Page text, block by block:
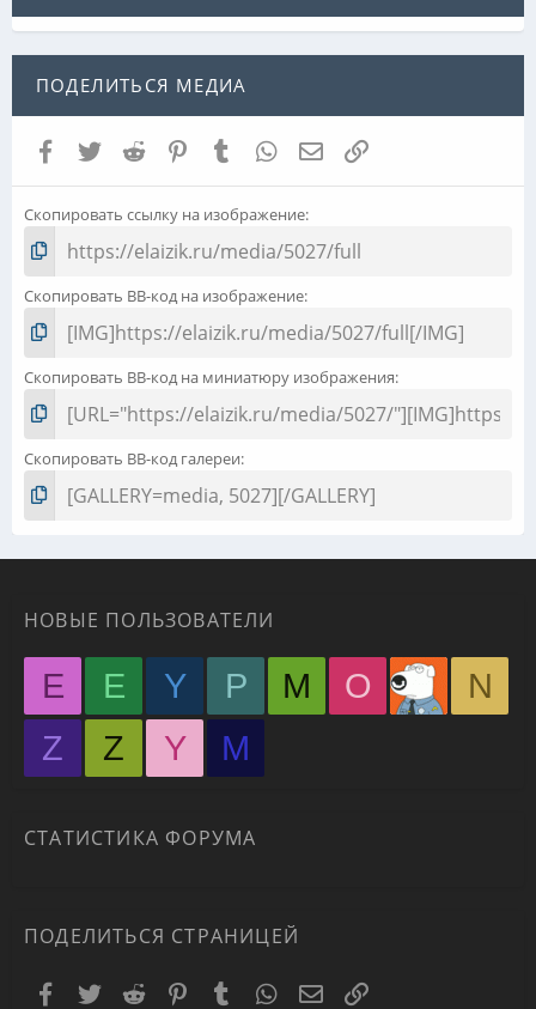
ПОДЕЛИТЬСЯ МЕДИА
Facebook
TwitterReddit PinterestTumblrWhatsAppЭлектронная почта
Ссылка
Скопировать ссылку на изображение
Скопировать BB-код на изображение
Скопировать BB-код на миниатюру изображения
Скопировать BB-код галереи
НОВЫЕ ПОЛЬЗОВАТЕЛИ
E E Y P M O
N
Z
Z Y М
СТАТИСТИКА ФОРУМА
ПОДЕЛИТЬСЯ СТРАНИЦЕЙ
Facebook
TwitterReddit PinterestTumblrWhatsAppЭлектронная почта
Ссылка